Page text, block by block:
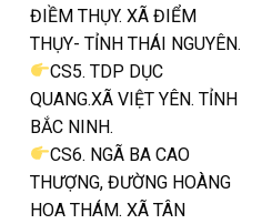
ĐIỀM THỤY. XÃ ĐIỂM
THỤY- TỈNH THÁI NGUYÊN.
CS5. TDP DỤC
QUANG.XÃ VIỆT YÊN. TỈNH
BẮC NINH.
CS6. NGÃ BA CAO
THƯỢNG, ĐƯỜNG HOÀNG
HOA THÁM. XÃ TÂN